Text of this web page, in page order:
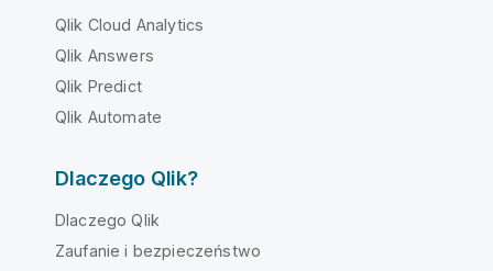
Qlik Cloud Analytics
Qlik Answers
Qlik Predict
Qlik Automate
Dlaczego Qlik?
Dlaczego Qlik
Zaufanie i bezpieczeństwo